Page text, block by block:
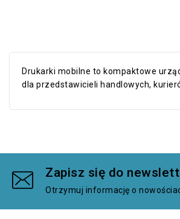
Drukarki mobilne to kompaktowe
dla przedstawicieli handlowych,
Zapisz się do
Otrzymuj informację o